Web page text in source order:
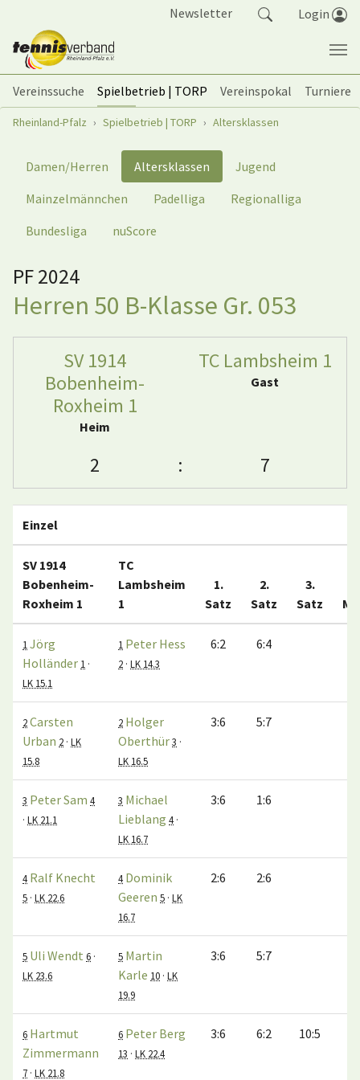
Newsletter Login
Vereinssuche Spielbetrieb | TORP Vereinspokal
Turniere
Sie sind hier:
Rheinland-Pfalz Spielbetrieb | TORP Altersklassen
Damen/Herren Altersklassen
Jugend
Mainzelmännchen
Padelliga
Regionalliga
Bundesliga
nuScore
PF 2024
Herren 50 B-Klasse Gr. 053
SV 1914
Bobenheim-
Roxheim 1
Heim
TC Lambsheim 1
Gast
2 : 7
Einzel
SV 1914
Bobenheim-
Roxheim 1
TC
Lambsheim
1
1.
Satz
2.
Satz
3.
Satz
1 Jörg
Holländer 1 ·
LK 15.1
1 Peter Hess
2 · LK 14.3
6:2 6:4
2Carsten
Urban 2 · LK
15.8
2 Holger
Oberthür3 ·
LK 16.5
3:6 5:7
3 Peter Sam 4
· LK 21.1
3 Michael
Lieblang 4 ·
LK 16.7
3:6 1:6
4 Ralf Knecht
5 · LK 22.6
4 Dominik
Geeren 5 · LK
16.7
2:6 2:6
5 Uli Wendt 6 ·
LK 23.6
5 Martin
Karle 10 · LK
19.9
3:6 5:7
6 Hartmut
Zimmermann
7 · LK 21.8
6 Peter Berg
13 · LK 22.4
3:6 6:2 10:5